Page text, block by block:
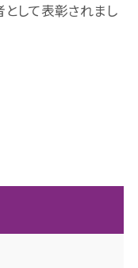
して表彰されまし